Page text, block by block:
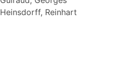
Heinsdorff, Reinhart